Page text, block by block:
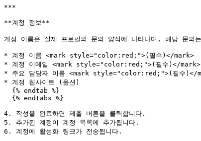
***
**계정 정보**
계정 이름은 실제 프로필의 문의 양식에 나타나며, 해당 문의
* 계정 이름 <mark style="color:red;">(필수)</mark>
* 계정 이메일 <mark style="color:red;">(필수)</mark>
* 주요 담당자 이름 <mark style="color:red;">(필수)</
* 계정 웹사이트 (옵션)
4. 작성을 완료하면 제출 버튼을 클릭합니다.
5. 추가된 계정이 계정 목록에 추가됩니다.
6. 계정에 활성화 링크가 전송됩니다.